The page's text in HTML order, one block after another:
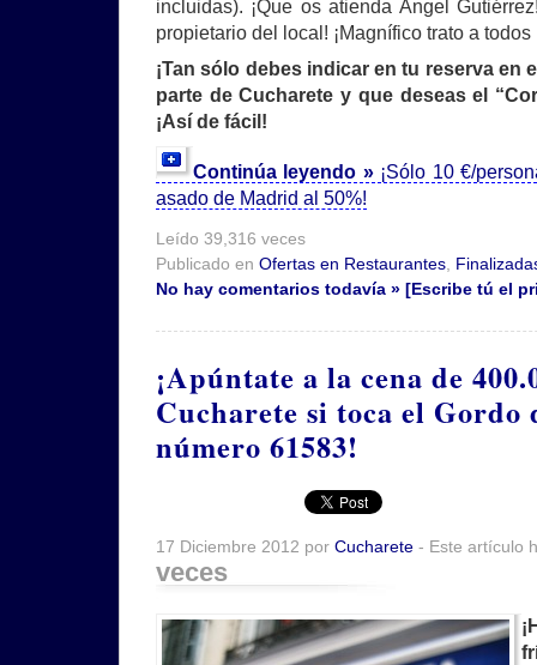
incluidas). ¡Que os atienda Ángel
propietario del local! ¡Magnífico trato a
¡Tan sólo debes indicar en tu reserva en
parte de Cucharete y que deseas el
¡Así de fácil!
Continúa leyendo » ¡Sólo 10 €/
asado de Madrid al 50%!
Leído 39,316 veces
Publicado en Ofertas en Restaurantes
No hay comentarios todavía » [Escribe tú el
¡Apúntate a la cena de
Cucharete si toca el Gordo
número 61583!
17 Diciembre 2012 por Cucharete - Este artículo
veces